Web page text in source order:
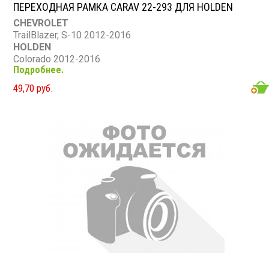
ПЕРЕХОДНАЯ РАМКА CARAV 22-293 ДЛЯ HOLDEN
CHEVROLET
TrailBlazer, S-10 2012-2016
HOLDEN
Colorado 2012-2016
ISUZU
D-Max 2012+; MU-X 2013+
Подробнее.
49,70 руб.